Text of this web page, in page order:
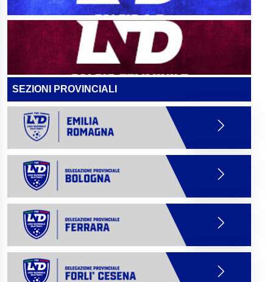
SEZIONI PROVINCIALI